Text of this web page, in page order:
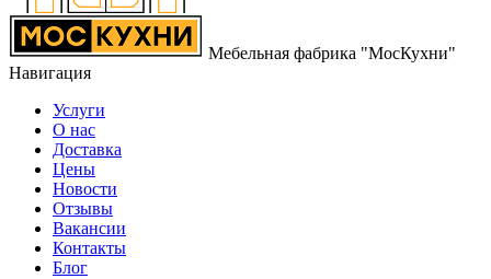
Мебельная фабрика "МосКухни"
Навигация
Услуги
О нас
Доставка
Цены
Новости
Отзывы
Вакансии
Контакты
Блог